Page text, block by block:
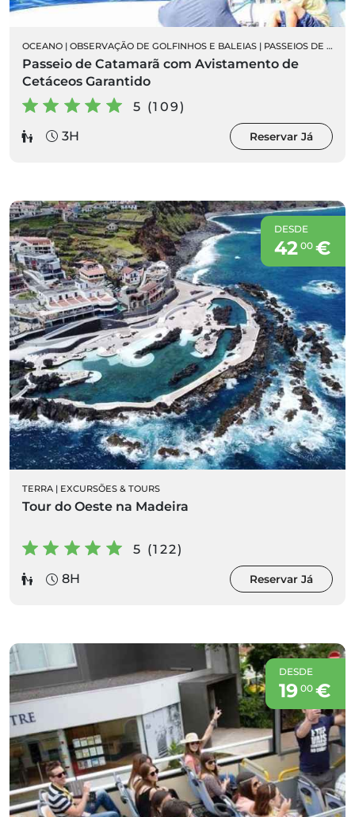
OCEANO | OBSERVAÇÃO DE GOLFINHOS E BALEIAS | PASSEIOS DE BARCO
Passeio de Catamarã com Avistamento de
Cetáceos Garantido
5 (109)
3H
Reservar Já
DESDE
42 00€
TERRA | EXCURSÕES & TOURS
Tour do Oeste na Madeira
5 (122)
8H
Reservar Já
DESDE
19 00€